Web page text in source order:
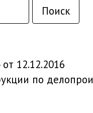
Поиск
12.12.2016
по